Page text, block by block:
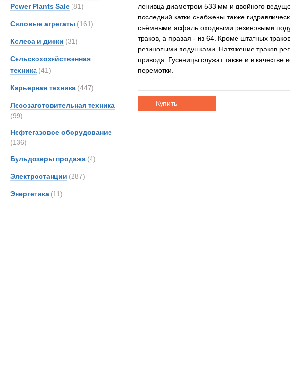
Power Plants Sale (81)
Силовые агрегаты (161)
Колеса и диски (31)
Сельскохозяйственная
техника (41)
Карьерная техника (447)
Лесозаготовительная техника
(99)
Нефтегазовое оборудование
(136)
Бульдозеры продажа (4)
Электростанции (287)
Энергетика (11)
ленивца диаметром 533 мм и двойного
последний катки снабжены также
съёмными асфальтоходными резиновыми
траков, а правая - из 64. Кроме штатных
резиновыми подушками. Натяжение траков
привода. Гусеницы служат также и в
перемотки.
Купить